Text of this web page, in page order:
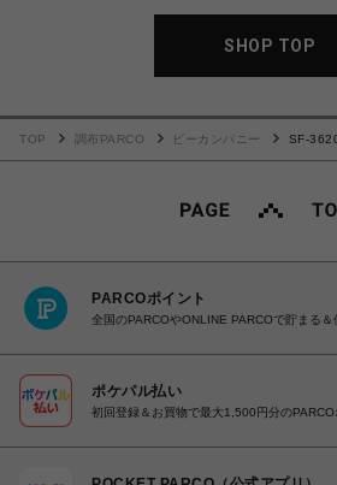
SHOP TOP
TOP 調布PARCO ビーカンパニー
SF-
PARCOポイント
全国のPARCOやONLINE PARCOで貯まる＆
ポケパル払い
初回登録＆お買物で最大1,500円分のPARCO